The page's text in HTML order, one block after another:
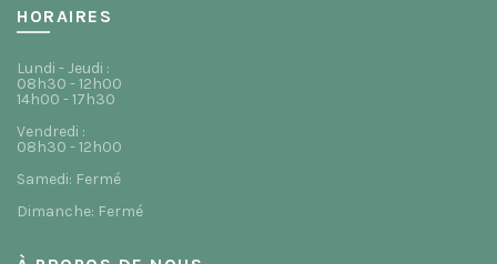
HORAIRES
Lundi - Jeudi :
08h30 - 12h00
14h00 - 17h30
Vendredi :
08h30 - 12h00
Samedi: Fermé
Dimanche: Fermé